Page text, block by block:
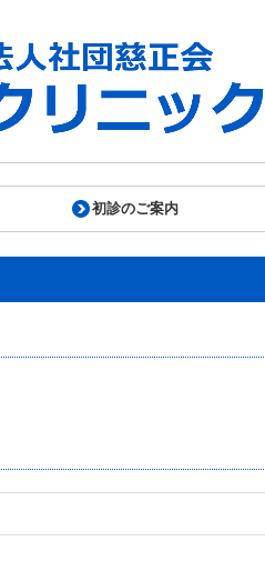
初診のご案内